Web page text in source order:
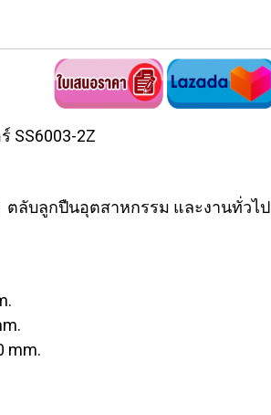
SS6003-2Z
ตลับลูกปืนอุตสาหกรรม และงานทั่วไป